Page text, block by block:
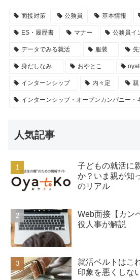
面接対策 公務員 基本情報
ES・履歴書 マナー 公務員イ
データでみる就活 服装
身だしなみ おやとこ
インターンシップ 内々定 親
インターンシップ・オープンカンパニー・
人気記事
子どもの就活に
か？いま親が知
のリアル
Web面接【カン
役人事が解説
就活ベルトはこ
印象を悪くしな